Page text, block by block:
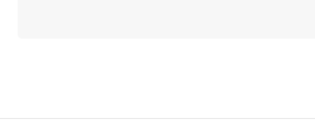
今後も、より良い商品・サービスをご提供で